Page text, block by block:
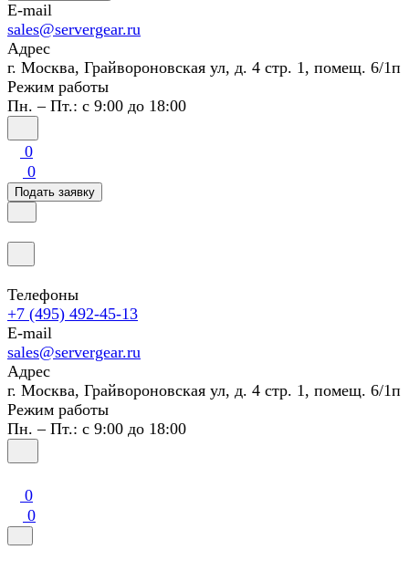
E-mail
sales@servergear.ru
Адрес
г. Москва, Грайвороновская ул, д. 4 стр. 1, помещ. 6/1п
Режим работы
Пн. – Пт.: с 9:00 до 18:00
0
0
Подать заявку
Телефоны
+7 (495) 492-45-13
E-mail
sales@servergear.ru
Адрес
г. Москва, Грайвороновская ул, д. 4 стр. 1, помещ. 6/1п
Режим работы
Пн. – Пт.: с 9:00 до 18:00
0
0